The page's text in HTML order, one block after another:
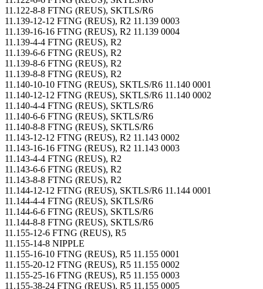
11.122-8-8 FTNG (REUS), SKTLS/R6
11.139-12-12 FTNG (REUS), R2 11.139 0003
11.139-16-16 FTNG (REUS), R2 11.139 0004
11.139-4-4 FTNG (REUS), R2
11.139-6-6 FTNG (REUS), R2
11.139-8-6 FTNG (REUS), R2
11.139-8-8 FTNG (REUS), R2
11.140-10-10 FTNG (REUS), SKTLS/R6 11.140 0001
11.140-12-12 FTNG (REUS), SKTLS/R6 11.140 0002
11.140-4-4 FTNG (REUS), SKTLS/R6
11.140-6-6 FTNG (REUS), SKTLS/R6
11.140-8-8 FTNG (REUS), SKTLS/R6
11.143-12-12 FTNG (REUS), R2 11.143 0002
11.143-16-16 FTNG (REUS), R2 11.143 0003
11.143-4-4 FTNG (REUS), R2
11.143-6-6 FTNG (REUS), R2
11.143-8-8 FTNG (REUS), R2
11.144-12-12 FTNG (REUS), SKTLS/R6 11.144 0001
11.144-4-4 FTNG (REUS), SKTLS/R6
11.144-6-6 FTNG (REUS), SKTLS/R6
11.144-8-8 FTNG (REUS), SKTLS/R6
11.155-12-6 FTNG (REUS), R5
11.155-14-8 NIPPLE
11.155-16-10 FTNG (REUS), R5 11.155 0001
11.155-20-12 FTNG (REUS), R5 11.155 0002
11.155-25-16 FTNG (REUS), R5 11.155 0003
11.155-38-24 FTNG (REUS), R5 11.155 0005